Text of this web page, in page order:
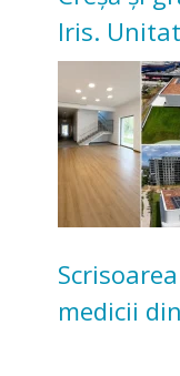
Iris.
pentru
medicii